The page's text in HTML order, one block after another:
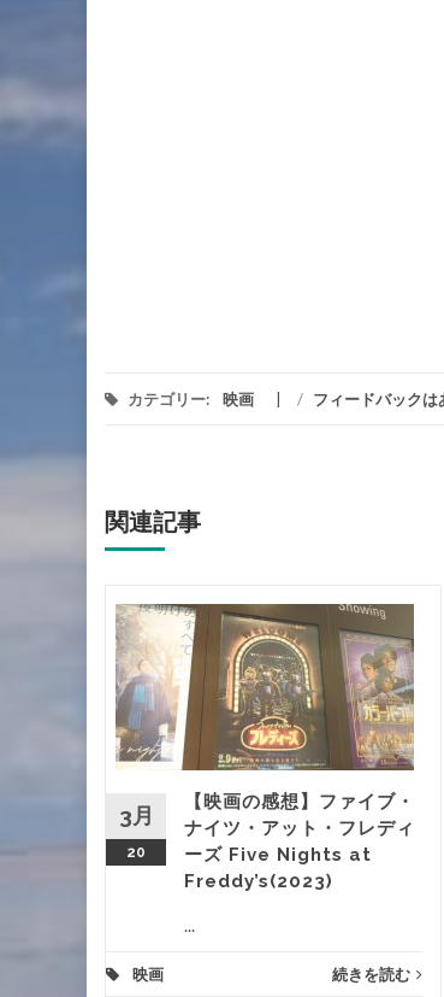
カテゴリー: 映画 / フィードバックは
関連記事
3月
20
【映画の感想】ファイブ・
ナイツ・アット・フレディ
ーズ Five Nights at
Freddy’s(2023)
...
映画 続きを読む